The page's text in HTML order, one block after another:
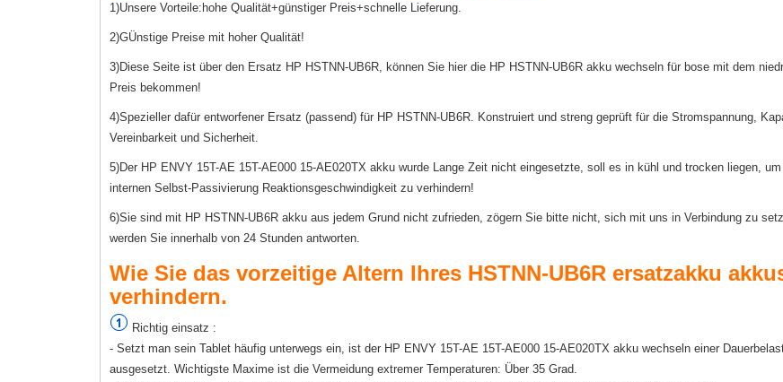
1)Unsere Vorteile:hohe Qualität+günstiger Preis+schnelle Lieferung.
2)GÜnstige Preise mit hoher Qualität!
3)Diese Seite ist über den Ersatz HP HSTNN-UB6R, können Sie hier die HP HSTNN-UB6R akku wechseln für bose mit dem
Preis bekommen!
4)Spezieller dafür entworfener Ersatz (passend) für HP HSTNN-UB6R. Konstruiert und streng geprüft für die Stromspannung,
Vereinbarkeit und Sicherheit.
5)Der HP ENVY 15T-AE 15T-AE000 15-AE020TX akku wurde Lange Zeit nicht eingesetzte, soll es in kühl und trocken liegen,
internen Selbst-Passivierung Reaktionsgeschwindigkeit zu verhindern!
6)Sie sind mit HP HSTNN-UB6R akku aus jedem Grund nicht zufrieden, zögern Sie bitte nicht, sich mit uns in Verbindung zu
werden Sie innerhalb von 24 Stunden antworten.
Wie Sie das vorzeitige Altern Ihres HSTNN-UB6R ersatzakku
verhindern.
Richtig einsatz :
- Setzt man sein Tablet häufig unterwegs ein, ist der HP ENVY 15T-AE 15T-AE000 15-AE020TX akku wechseln einer
ausgesetzt. Wichtigste Maxime ist die Vermeidung extremer Temperaturen: Über 35 Grad.